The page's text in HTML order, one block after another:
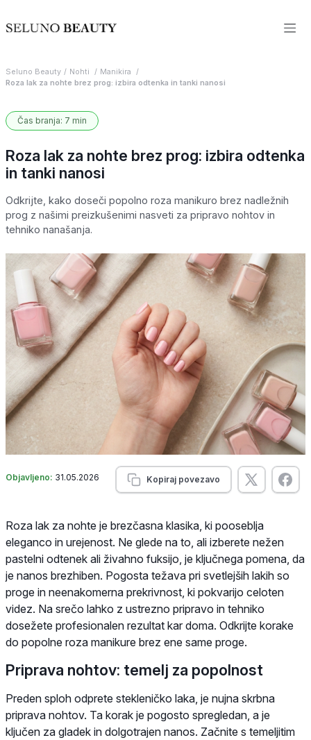
Seluno Beauty Nohti
Manikira
Roza lak za nohte brez prog: izbira odtenka in tanki nanosi
Čas branja: 7 min
Roza lak za nohte brez prog: izbira odtenka
in tanki nanosi
Odkrijte, kako doseči popolno roza manikuro brez nadležnih
prog z našimi preizkušenimi nasveti za pripravo nohtov in
tehniko nanašanja.
Objavljeno: 31.05.2026 Kopiraj povezavo
Roza lak za nohte je brezčasna klasika, ki pooseblja
eleganco in urejenost. Ne glede na to, ali izberete nežen
pastelni odtenek ali živahno fuksijo, je ključnega pomena, da
je nanos brezhiben. Pogosta težava pri svetlejših lakih so
proge in neenakomerna prekrivnost, ki pokvarijo celoten
videz. Na srečo lahko z ustrezno pripravo in tehniko
dosežete profesionalen rezultat kar doma. Odkrijte korake
do popolne roza manikure brez ene same proge.
Priprava nohtov: temelj za popolnost
Preden sploh odprete stekleničko laka, je nujna skrbna
priprava nohtov. Ta korak je pogosto spregledan, a je
ključen za gladek in dolgotrajen nanos. Začnite s temeljitim